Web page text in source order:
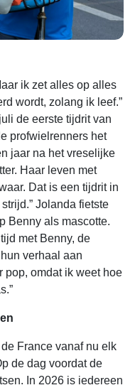
ik zet alles op alles
wordt, zolang ik leef.”
de eerste tijdrit van
profwielrenners het
jaar na het vreselijke
Haar leven met
Dat is een tijdrit in
Jolanda fietste
Benny als mascotte.
met Benny, de
verhaal aan
pop, omdat ik weet hoe
France vanaf nu elk
de dag voordat de
In 2026 is iedereen